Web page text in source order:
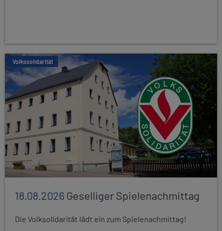
Volkssolidarität
18.08.2026Geselliger Spielenachmittag
Die Volksolidarität lädt ein zum Spielenachmittag!